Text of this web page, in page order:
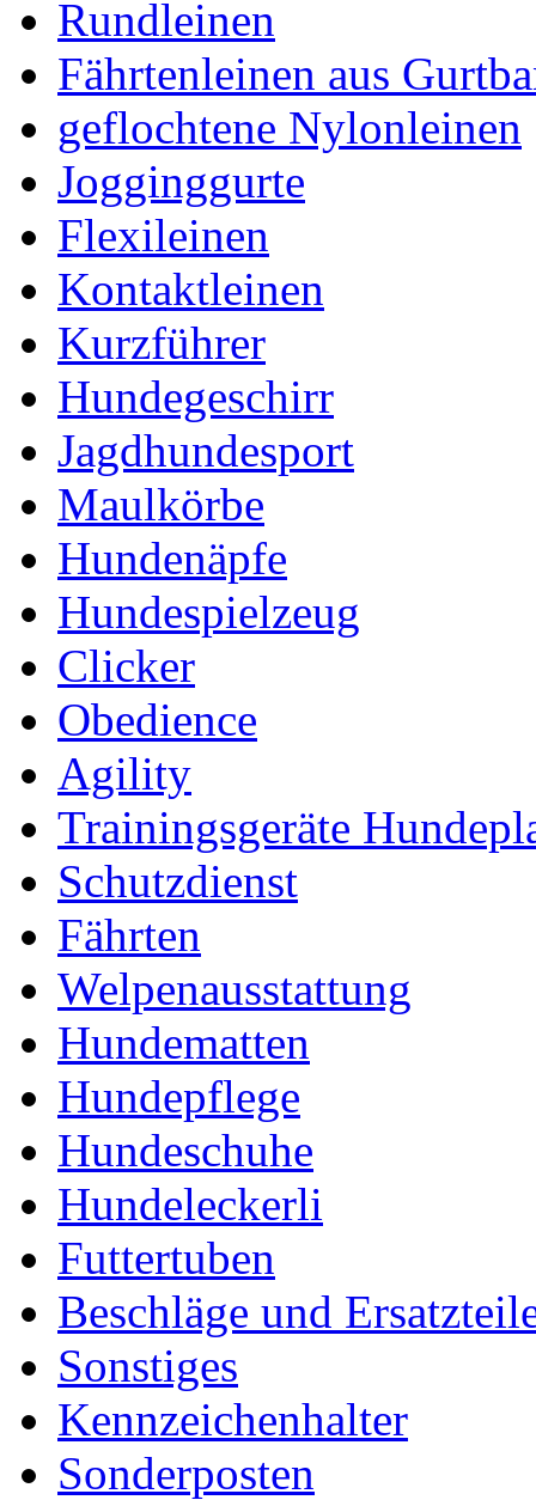
Rundleinen
Fährtenleinen aus
geflochtene Nylonleinen
Jogginggurte
Flexileinen
Kontaktleinen
Kurzführer
Hundegeschirr
Jagdhundesport
Maulkörbe
Hundenäpfe
Hundespielzeug
Clicker
Obedience
Agility
Trainingsgeräte
Schutzdienst
Fährten
Welpenausstattung
Hundematten
Hundepflege
Hundeschuhe
Hundeleckerli
Futtertuben
Beschläge und
Sonstiges
Kennzeichenhalter
Sonderposten